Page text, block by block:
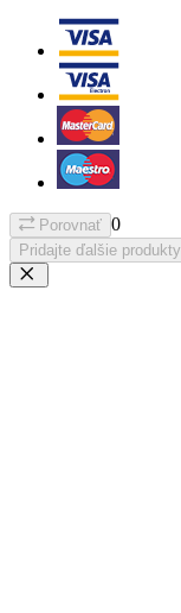
Porovnať 0
Pridajte ďalšie